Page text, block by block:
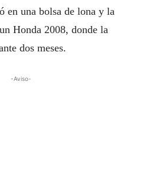
en una bolsa de lona y la
Honda 2008, donde la
dos meses.
-Aviso-